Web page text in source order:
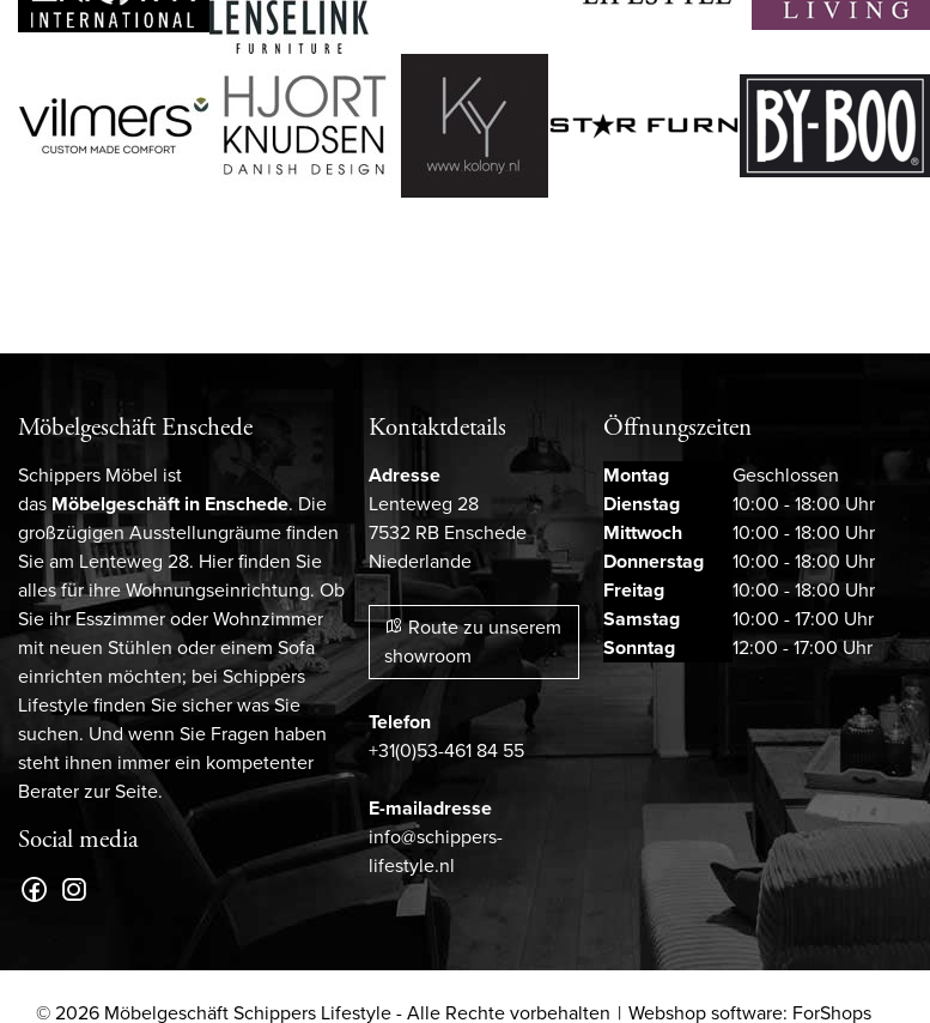
Möbelgeschäft Enschede
Schippers Möbel ist
das Möbelgeschäft in Enschede. Die
großzügigen Ausstellungräume finden
Sie am Lenteweg 28. Hier finden Sie
alles für ihre Wohnungseinrichtung. Ob
Sie ihr Esszimmer oder Wohnzimmer
mit neuen Stühlen oder einem Sofa
einrichten möchten; bei Schippers
Lifestyle finden Sie sicher was Sie
suchen. Und wenn Sie Fragen haben
steht ihnen immer ein kompetenter
Berater zur Seite.
Social media
Kontaktdetails
Adresse
Lenteweg 28
7532 RB Enschede
Niederlande
Route zu unserem
showroom
Telefon
+31(0)53-461 84 55
E-mailadresse
info@schippers-
lifestyle.nl
Öffnungszeiten
Montag
Geschlossen
Dienstag
10:00 - 18:00 Uhr
Mittwoch
10:00 - 18:00 Uhr
Donnerstag
10:00 - 18:00 Uhr
Freitag
10:00 - 18:00 Uhr
Samstag
10:00 - 17:00 Uhr
Sonntag
12:00 - 17:00 Uhr
© 2026 Möbelgeschäft Schippers Lifestyle - Alle Rechte vorbehalten Webshop software: ForShops